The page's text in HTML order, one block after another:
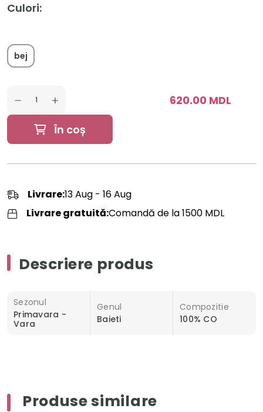
Culori:
bej
620.00 MDL
În coș
Livrare:13 Aug - 16 Aug
Livrare gratuită:Comandă de la 1500 MDL
Descriere produs
Sezonul
Primavara -
Vara
Genul
Baieti
Compozitie
100% CO
Produse similare